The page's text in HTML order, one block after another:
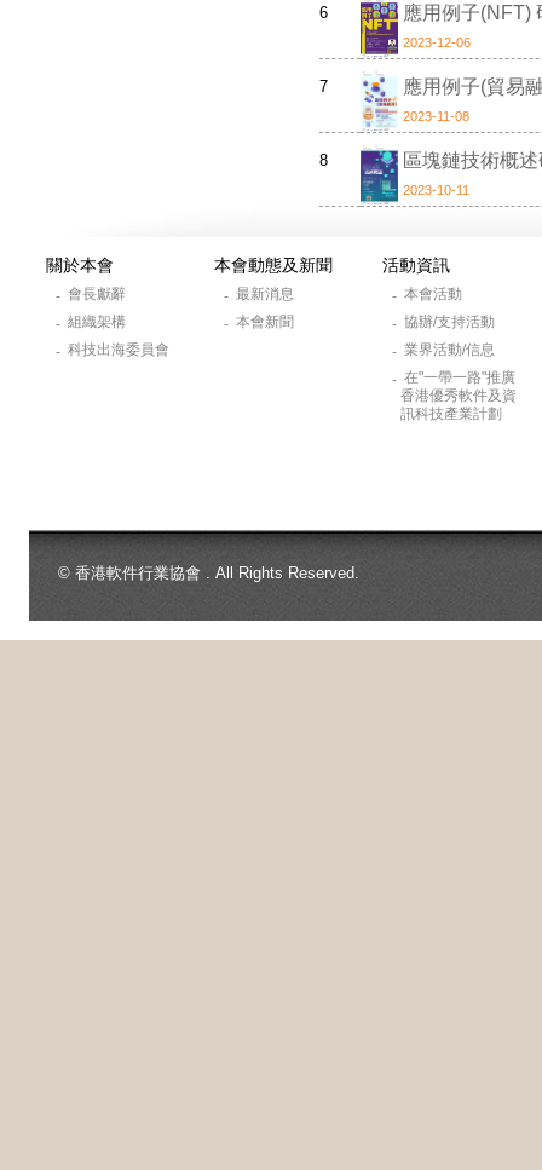
6 應用例子(NFT)
2023-12-06
7 應用例子(貿易
2023-11-08
8 區塊鏈技術概
2023-10-11
關於本會
- 會長獻辭
- 組織架構
- 科技出海委員會
本會動態及新聞
- 最新消息
- 本會新聞
活動資訊
- 本會活動
- 協辦/支持活動
- 業界活動/信息
- 在"一帶一路"推廣
香港優秀軟件及資
訊科技產業計劃
© 香港軟件行業協會 . All Rights Reserved.